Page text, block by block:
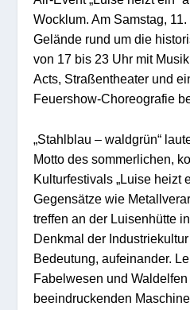
Wocklum. Am Samstag,
Gelände rund um die
von 17 bis 23 Uhr mit
Acts, Straßentheater und
Feuershow-Choreografie
„Stahlblau – waldgrün“
Motto des sommerlichen,
Kulturfestivals „Luise heizt
Gegensätze wie
treffen an der Luisenhütte
Denkmal der
Bedeutung, aufeinander.
Fabelwesen und
beeindruckenden